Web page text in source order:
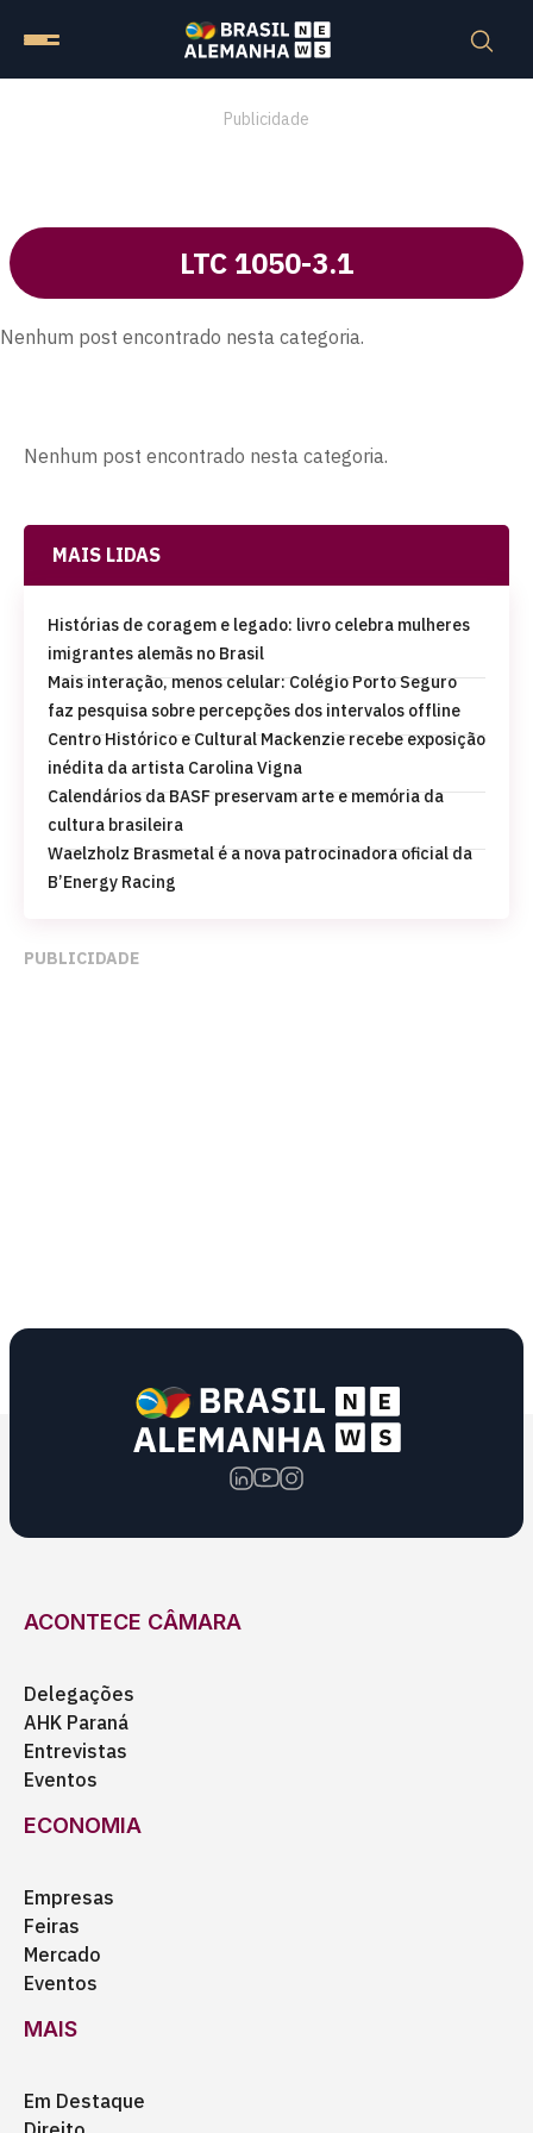
Publicidade
LTC 1050-3.1
Nenhum post encontrado nesta categoria.
Nenhum post encontrado nesta categoria.
MAIS LIDAS
Histórias de coragem e legado: livro celebra mulheres
imigrantes alemãs no Brasil
Mais interação, menos celular: Colégio Porto Seguro
faz pesquisa sobre percepções dos intervalos offline
Centro Histórico e Cultural Mackenzie recebe exposição
inédita da artista Carolina Vigna
Calendários da BASF preservam arte e memória da
cultura brasileira
Waelzholz Brasmetal é a nova patrocinadora oficial da
B’Energy Racing
PUBLICIDADE
ACONTECE CÂMARA
Delegações
AHK Paraná
Entrevistas
Eventos
ECONOMIA
Empresas
Feiras
Mercado
Eventos
MAIS
Em Destaque